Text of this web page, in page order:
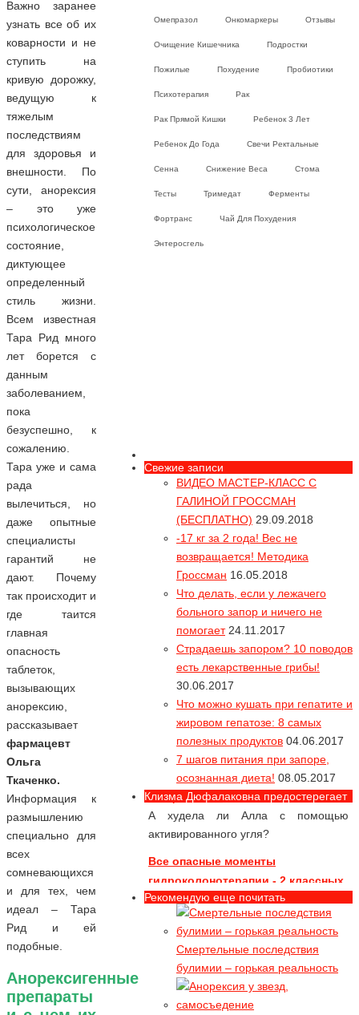
Важно заранее
узнать все об их
коварности и не
ступить на
кривую дорожку,
ведущую к
тяжелым
последствиям
для здоровья и
внешности. По
сути, анорексия
– это уже
психологическое
состояние,
диктующее
определенный
стиль жизни.
Всем известная
Тара Рид много
лет борется с
данным
заболеванием,
пока
безуспешно, к
сожалению.
Тара уже и сама
рада
вылечиться, но
даже опытные
специалисты
гарантий не
дают. Почему
так происходит и
где таится
главная
опасность
таблеток,
вызывающих
анорексию,
рассказывает
фармацевт
Ольга
Ткаченко.
Информация к
размышлению
специально для
всех
сомневающихся
и для тех, чем
идеал – Тара
Рид и ей
подобные.
Анорексигенные
препараты
Омепразол Онкомаркеры Отзывы
Очищение Кишечника Подростки
Пожилые Похудение Пробиотики
Психотерапия Рак
Рак Прямой Кишки Ребенок 3 Лет
Ребенок До Года Свечи Ректальные
Сенна Снижение Веса Стома
Тесты Тримедат Ферменты
Фортранс Чай Для Похудения
Энтеросгель
Свежие записи
ВИДЕО МАСТЕР-КЛАСС С
ГАЛИНОЙ ГРОССМАН
(БЕСПЛАТНО) 29.09.2018
-17 кг за 2 года! Вес не
возвращается! Методика
Гроссман 16.05.2018
Что делать, если у лежачего
больного запор и ничего не
помогает 24.11.2017
Страдаешь запором? 10 поводов
есть лекарственные грибы!
30.06.2017
Что можно кушать при гепатите и
жировом гепатозе: 8 самых
полезных продуктов 04.06.2017
7 шагов питания при запоре,
осознанная диета! 08.05.2017
Клизма Дюфалаковна предостерегает
55% продуктов "глютен-фри"
содержат опасный глютен!
Звездопад или как умирают
звезды Видео
Какие диеты несовместимы с жизнью
Булимия - смертельное
обжорство Видео
Большинство жертв булимии имеют
нормальный вес, но не довольны
собой
Как похудеть до анорексии? Или
съешь себя... Видео
Как съесть себя заживо
Алла Пугачева и ее диета с
активированным углем. Видео в
конце статьи
А худела ли Алла с помощью
активированного угля?
видео
Гидроколонотерапия - это серьезная
процедура и, не дай Вам бог, попасть
в руки шарлатанов
Касторка для похудения. Видео
отзыв
Надо обладать богатырским
Рекомендую еще почитать
Смертельные последствия
булимии – горькая реальность